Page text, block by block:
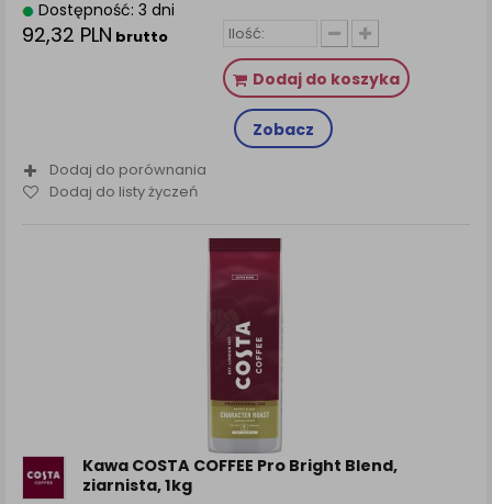
Dostępność: 3 dni
92,32 PLN brutto
Dodaj do koszyka
Zobacz
Dodaj do porównania
Dodaj do listy życzeń
Kawa COSTA COFFEE Pro Bright Blend,
ziarnista, 1kg